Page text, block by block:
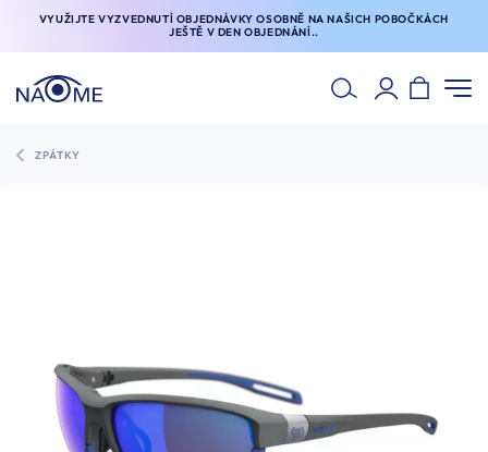
VYUŽIJTE VYZVEDNUTÍ OBJEDNÁVKY OSOBNĚ NA NAŠICH POBOČKÁCH
JEŠTĚ V DEN OBJEDNÁNÍ..
ZPÁTKY